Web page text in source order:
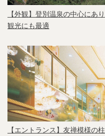
【外観】登別温泉の中心にあり
観光にも最適
【エントランス】友禅模様の柱